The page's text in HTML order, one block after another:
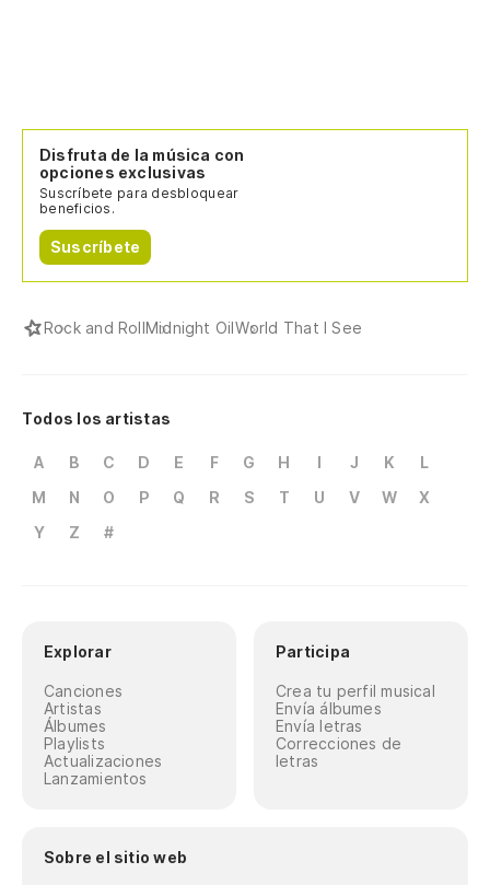
Disfruta de la música con
opciones exclusivas
Suscríbete para desbloquear
beneficios.
Suscríbete
Rock and RollMidnight OilWorld That I See
Todos los artistas
A B C D E F G H I J K
L
M
N O P Q R S T U V W
X
Y
Z #
Explorar
Canciones
Artistas
Álbumes
Playlists
Actualizaciones
Lanzamientos
Participa
Crea tu perfil musical
Envía álbumes
Envía letras
Correcciones de
letras
Sobre el sitio web